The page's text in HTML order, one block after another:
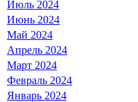
Июль 2024
Июнь 2024
Май 2024
Апрель 2024
Март 2024
Февраль 2024
Январь 2024